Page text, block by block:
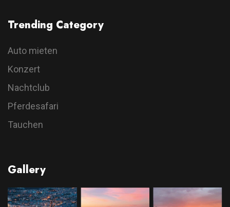
Trending Category
Auto mieten
Konzert
Nachtclub
Pferdesafari
Tauchen
Gallery